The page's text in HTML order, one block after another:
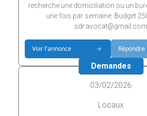
recherche une domiciliation ou un
une fois par semaine. Budget
sdr.avocat@gmail.com
Voir l'annonce Répondre
Demandes
03/02/2026
Locaux